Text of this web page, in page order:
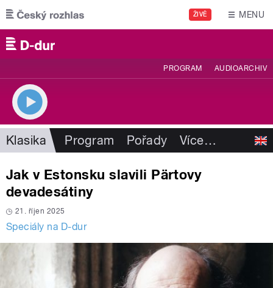
Přejít k hlavnímu obsahu
ŽIVĚ MENU
PROGRAM AUDIOARCHIV
Klasika Program Pořady Více…
Jak v Estonsku slavili Pärtovy
devadesátiny
21. říjen 2025
Speciály na D-dur